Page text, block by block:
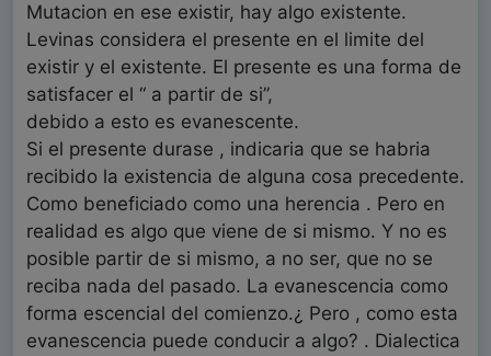
Mutacion en ese existir, hay algo existente.
Levinas considera el presente en el limite del
existir y el existente. El presente es una forma de
satisfacer el “ a partir de si”,
debido a esto es evanescente.
Si el presente durase , indicaria que se habria
recibido la existencia de alguna cosa precedente.
Como beneficiado como una herencia . Pero en
realidad es algo que viene de si mismo. Y no es
posible partir de si mismo, a no ser, que no se
reciba nada del pasado. La evanescencia como
forma escencial del comienzo.¿ Pero , como esta
evanescencia puede conducir a algo? . Dialectica